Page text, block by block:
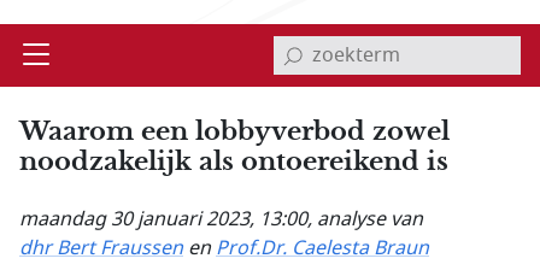
Open invoerveld zoekterm
Waarom een lobbyverbod zowel
noodzakelijk als ontoereikend is
maandag 30 januari 2023, 13:00, analyse van
dhr Bert Fraussen enProf.Dr. Caelesta Braun